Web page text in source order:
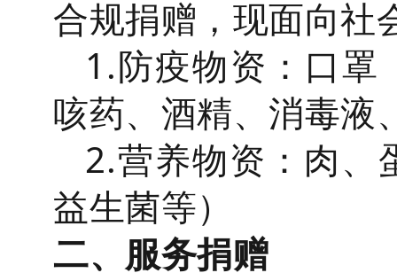
合规捐赠，现面向社
1.防疫物资：口罩
咳药、酒精、消毒液
2.营养物资：肉、
益生菌等）
二、服务捐赠